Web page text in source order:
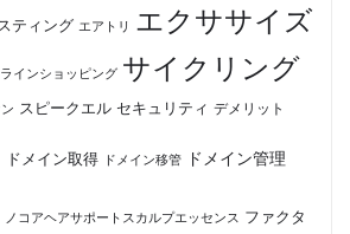
ティング エアトリ エクササイズ
インショッピング サイクリング
スピークエル セキュリティ デメリット
ドメイン取得 ドメイン移管 ドメイン管理
ノコアヘアサポートスカルプエッセンス ファクタ